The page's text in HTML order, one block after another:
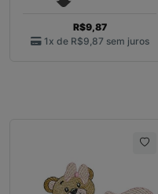
R$9,87
1x de R$9,87 sem juros